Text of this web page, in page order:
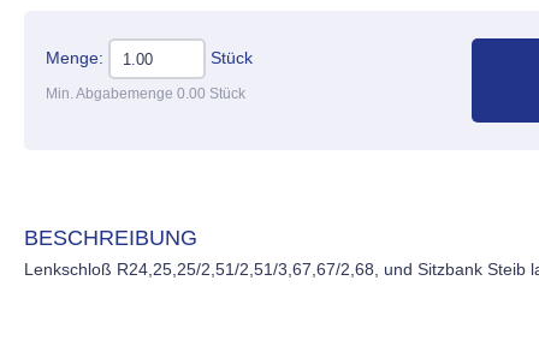
Menge: Stück
Min. Abgabemenge 0.00 Stück
BESCHREIBUNG
Lenkschloß R24,25,25/2,51/2,51/3,67,67/2,68, und Sitzbank Steib